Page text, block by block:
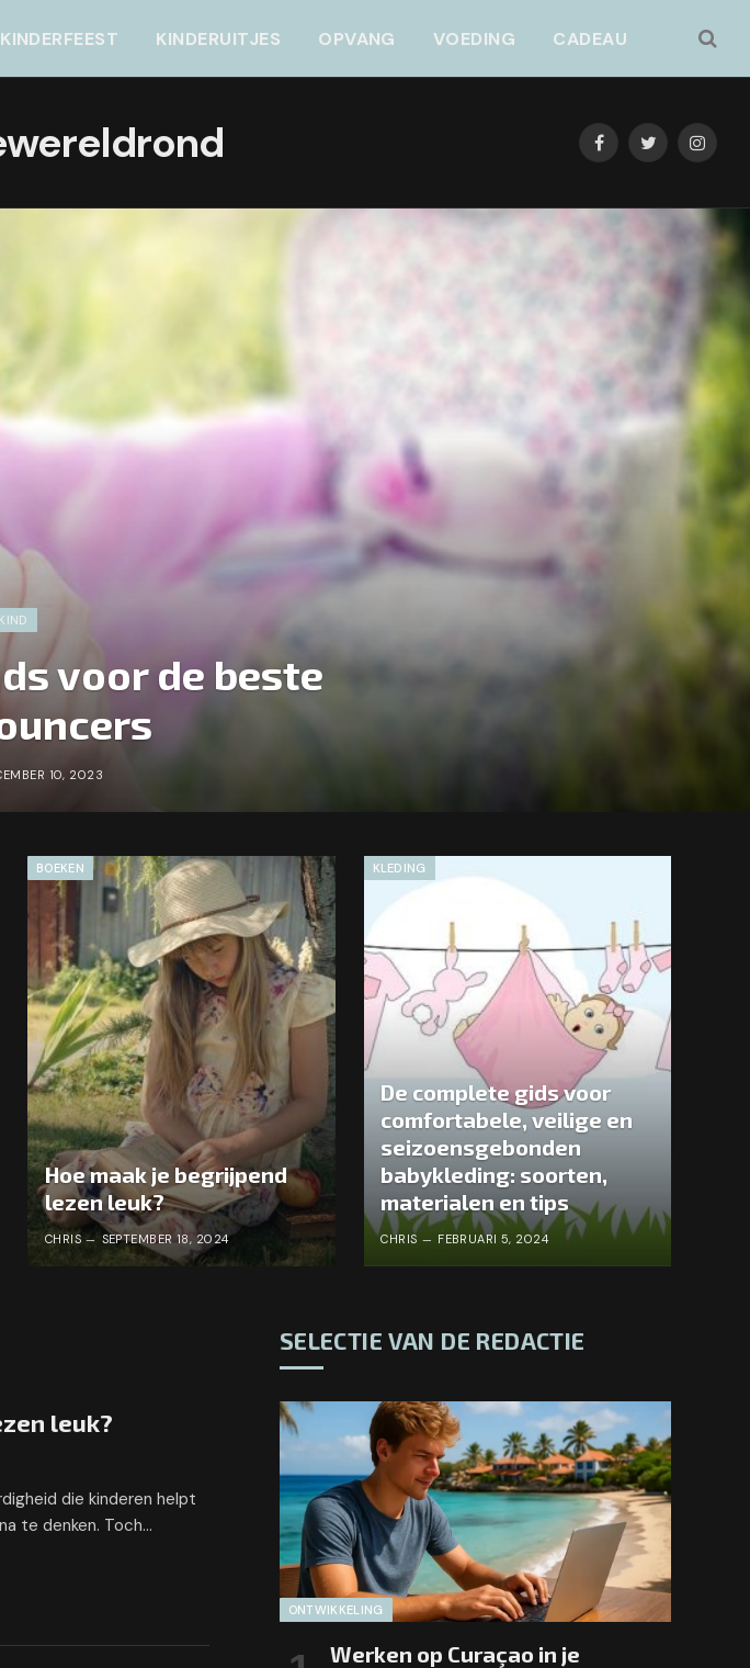
KINDERFEEST KINDERUITJES OPVANG VOEDING CADEAU
FacebookTwitter
KIND
voor de beste
10, 2023
BOEKEN
Hoe maak je begrijpend
lezen leuk?
CHRIS SEPTEMBER 18, 2024
KLEDING
De complete gids voor
comfortabele, veilige en
seizoensgebonden
babykleding: soorten,
materialen en tips
CHRIS FEBRUARI 5, 2024
leuk?
die kinderen helpt
te denken. Toch…
SELECTIE VAN DE REDACTIE
ONTWIKKELING
Werken op Curaçao in je